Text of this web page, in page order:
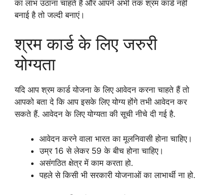
का लाभ उठाना चाहते हैं और आपने अभी तक श्रम कार्ड नहीं
बनाई है तो जल्दी बनाएं।
श्रम कार्ड के लिए जरुरी
योग्यता
यदि आप श्रम कार्ड योजना के लिए आवेदन करना चाहते हैं तो
आपको बता दे कि आप इसके लिए योग्य होंगे तभी आवेदन कर
सकते हैं. आवेदन के लिए योग्यता की सूची नीचे दी गई है.
आवेदन करने वाला भारत का मूलनिवासी होना चाहिए।
उम्र 16 से लेकर 59 के बीच होना चाहिए।
असंगठित क्षेत्र में काम करता हो.
पहले से किसी भी सरकारी योजनाओं का लाभार्थी ना हो.